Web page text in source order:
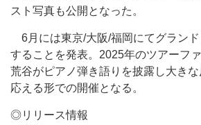
スト写真も公開となった。
6月には東京/大阪/福岡にてグラン
することを発表。2025年のツアーフ
荒谷がピアノ弾き語りを披露し大き
応える形での開催となる。
◎リリース情報